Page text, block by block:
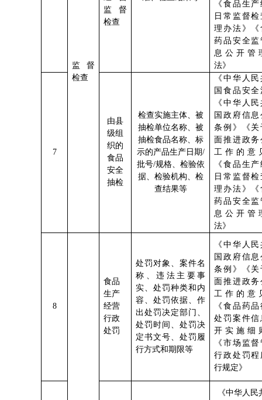
监督
检查
监督
检查
《食品生
日常监督检
理办法》《
药品安全监
息公开管
法》
7
由县
级组
织的
食品
安全
抽检
检查实施主体、被
抽检单位名称、被
抽检食品名称、标
示的产品生产日期/
批号/规格、检验依
据、检验机构、检
查结果等
《中华人
国食品安全
《中华人
国政府信息
条例》《关
面推进政务
工作的意
《食品生
日常监督检
理办法》《
药品安全监
息公开管
法》
8
食品
生产
经营
行政
处罚
处罚对象 、案件名
称、违法 主要事
实、处罚种类和内
容、处罚依据、作
出处罚决定部门、
处罚时间、处罚决
定书文号、处罚履
行方式和期限等
《中华人
国政府信息
条例》
《
面推进政务
工作的意
《食品药
处罚案件信
开实施细
《市场监
行政处罚程
行规定》
《中华人民